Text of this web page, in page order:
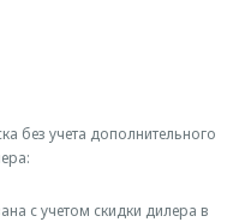
без учета дополнительного
с учетом скидки дилера в